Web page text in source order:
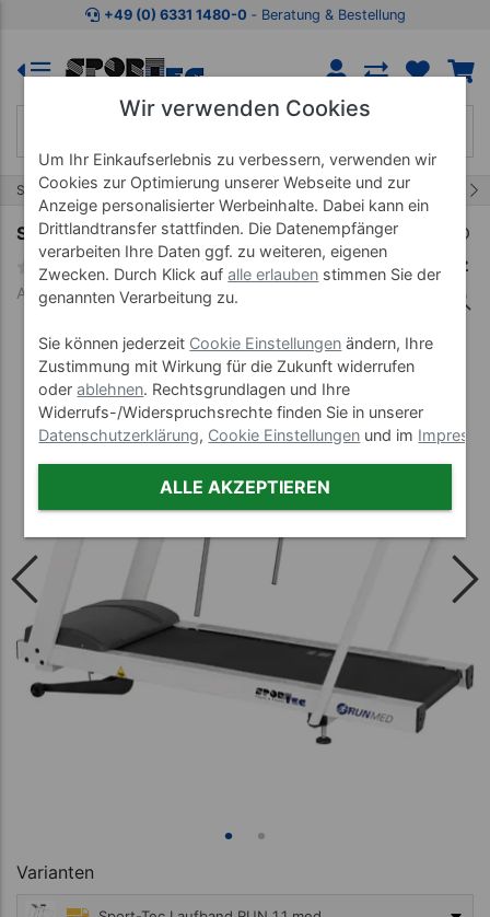
Zum Kaufbereich springen Zur Produktbeschreibung
+49 (0) 6331 1480-0 ‐ Beratung & Bestellung
Start Fitnessgeräte Laufbänder
Sport-Tec Laufband RUN 1.1 med
Art-Nr. 22031
Varianten
Wir verwenden Cookies
Um Ihr Einkaufserlebnis zu verbessern, verwenden wir
Cookies zur Optimierung unserer Webseite und zur
Anzeige personalisierter Werbeinhalte. Dabei kann ein
Drittlandtransfer stattfinden. Die Datenempfänger
verarbeiten Ihre Daten ggf. zu weiteren, eigenen
Zwecken. Durch Klick aufalle erlauben stimmen Sie der
genannten Verarbeitung zu.
Sie können jederzeit Cookie Einstellungen ändern, Ihre
Zustimmung mit Wirkung für die Zukunft widerrufen
oderablehnen. Rechtsgrundlagen und Ihre
Widerrufs-/Widerspruchsrechte finden Sie in unserer
Datenschutzerklärung, Cookie Einstellungen und im
ALLE AKZEPTIEREN